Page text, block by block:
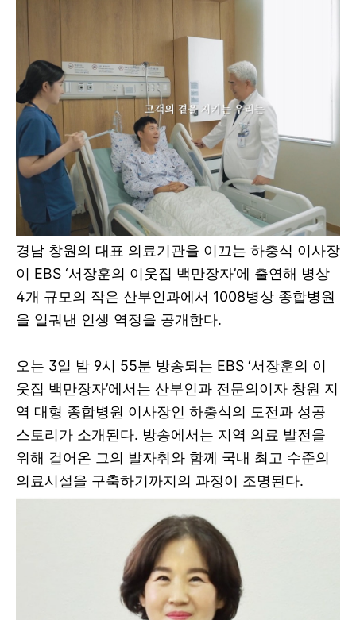
경남 창원의 대표 의료기관을 이끄는 하충식 이사장
이 EBS ‘서장훈의 이웃집 백만장자’에 출연해 병상
4개 규모의 작은 산부인과에서 1008병상 종합병원
을 일궈낸 인생 역정을 공개한다.
오는 3일 밤 9시 55분 방송되는 EBS ‘서장훈의 이
웃집 백만장자’에서는 산부인과 전문의이자 창원 지
역 대형 종합병원 이사장인 하충식의 도전과 성공
스토리가 소개된다. 방송에서는 지역 의료 발전을
위해 걸어온 그의 발자취와 함께 국내 최고 수준의
의료시설을 구축하기까지의 과정이 조명된다.